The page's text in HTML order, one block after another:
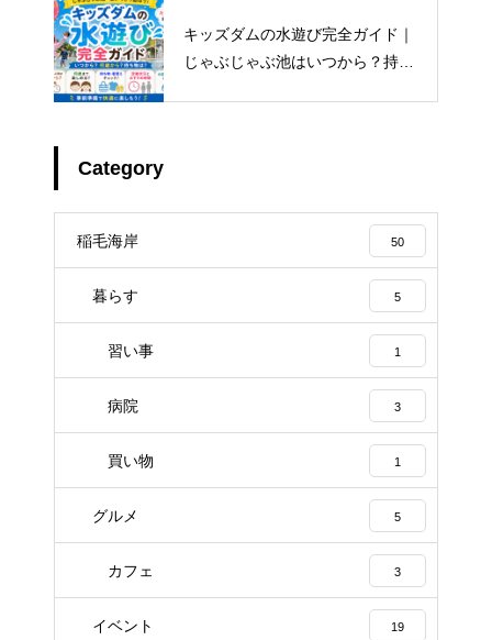
キッズダムの水遊び完全ガイド｜
じゃぶじゃぶ池はいつから？持ち
Category
稲毛海岸 50
暮らす 5
習い事 1
病院 3
買い物 1
グルメ 5
カフェ 3
イベント 19